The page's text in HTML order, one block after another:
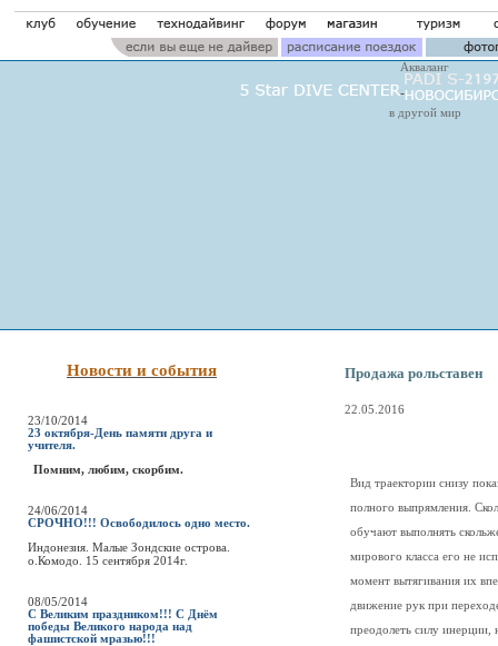
Акваланг
в другой мир
Новости и события
23/10/2014
23 октября-День памяти друга и
учителя.
Помним, любим, скорбим.
24/06/2014
СРОЧНО!!! Освободилось одно место.
Индонезия. Малые Зондские острова.
о.Комодо. 15 сентября 2014г.
08/05/2014
С Великим праздником!!! С Днём
победы Великого народа над
фашистской мразью!!!
Продажа рольставен
22.05.2016
Вид траектории снизу
полного выпрямления.
обучают выполнять
мирового класса его не
момент вытягивания их
движение рук при
преодолеть силу инерции,